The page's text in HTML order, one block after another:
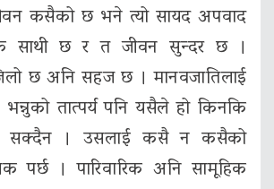
कसैको छ भने त्यो सायद अपवाद
साथी छ र त जीवन सुन्दर छ ।
छ अनि सहज छ । मानवजातिलाई
भन्नुको तात्पर्य पनि यसैले हो किनकि
सक्दैन । उसलाई कसै न कसैको
। पारिवारिक अनि सामूहिक